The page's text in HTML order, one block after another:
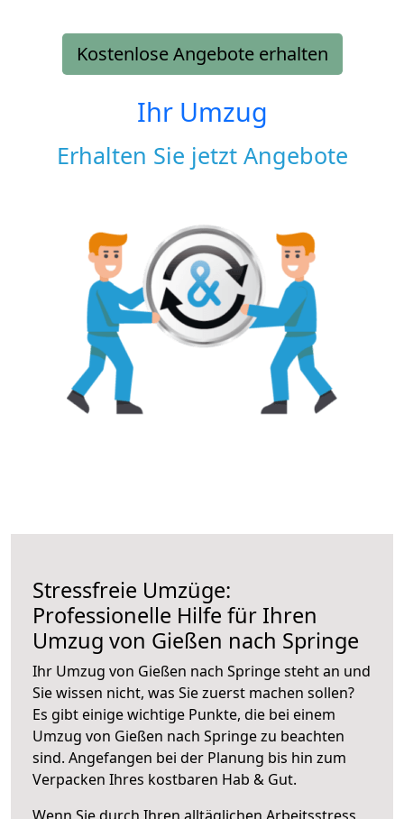
Kostenlose Angebote erhalten
Ihr Umzug
Erhalten Sie jetzt Angebote
Stressfreie Umzüge:
Professionelle Hilfe für Ihren
Umzug von Gießen nach Springe
Ihr Umzug von Gießen nach Springe steht an und
Sie wissen nicht, was Sie zuerst machen sollen?
Es gibt einige wichtige Punkte, die bei einem
Umzug von Gießen nach Springe zu beachten
sind. Angefangen bei der Planung bis hin zum
Verpacken Ihres kostbaren Hab & Gut.